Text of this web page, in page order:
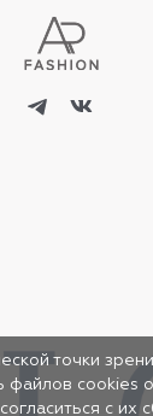
точки
cookies
с их